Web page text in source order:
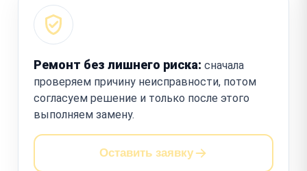
Ремонт без лишнего риска: сначала
проверяем причину неисправности, потом
согласуем решение и только после этого
выполняем замену.
Оставить заявку